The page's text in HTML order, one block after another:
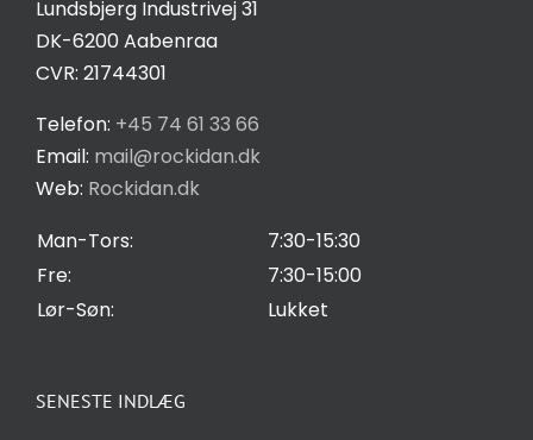
Lundsbjerg Industrivej 31
DK-6200 Aabenraa
CVR: 21744301
Telefon: +45 74 61 33 66
Email: mail@rockidan.dk
Web: Rockidan.dk
Man-Tors:
7:30-15:30
Fre:
7:30-15:00
Lør-Søn:
Lukket
Salgs- og leveringsbetingelser
Privatlivspolitik
Cookie Indstilling
SENESTE INDLÆG